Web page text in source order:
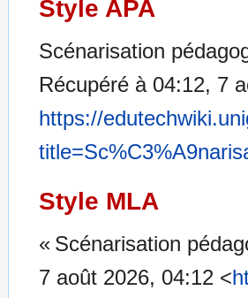
Style APA
Scénarisation
Récupéré à 04:12, 7
https://
Style MLA
« Scénarisation
7 août 2026, 04:12 <